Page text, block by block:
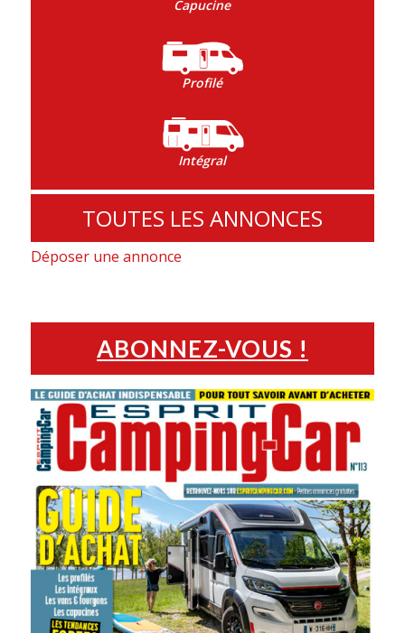
Capucine
Profilé
Intégral
TOUTES LES ANNONCES
Déposer une annonce
ABONNEZ-VOUS !